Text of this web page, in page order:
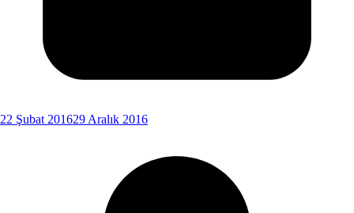
22 Şubat 201629 Aralık 2016